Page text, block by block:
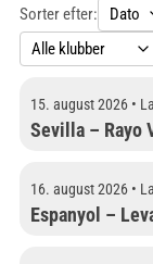
Sorter efter:
15. august 2026 •
Sevilla – Rayo
16. august 2026 •
Espanyol –